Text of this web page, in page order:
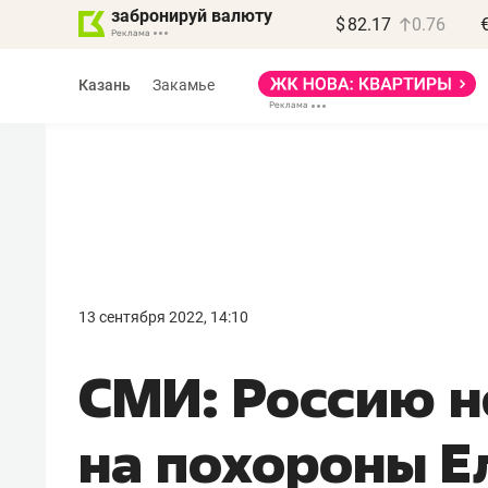
забронируй валюту $ 82.17 0.76
Казань Закамье
13 сентября 2022, 14:10
СМИ: Россию
на похороны
правил, бизнес может
потерять минимум